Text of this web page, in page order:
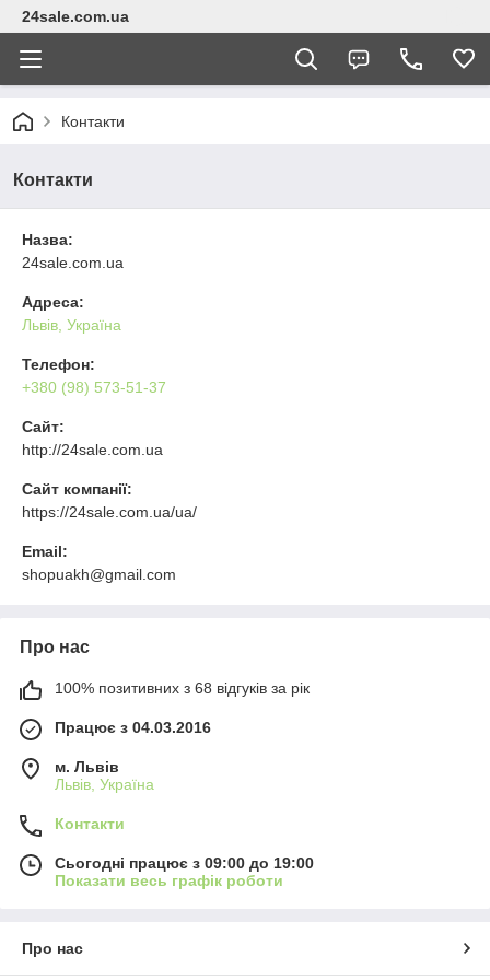
24sale.com.ua
Контакти
Контакти
Назва:
24sale.com.ua
Адреса:
Львів, Україна
Телефон:
+380 (98) 573-51-37
Сайт:
http://24sale.com.ua
Сайт компанії:
https://24sale.com.ua/ua/
Email:
shopuakh@gmail.com
Про нас
100% позитивних з 68 відгуків за рік
Працює з 04.03.2016
м. Львів
Львів, Україна
Контакти
Сьогодні працює з 09:00 до 19:00
Показати весь графік роботи
Про нас